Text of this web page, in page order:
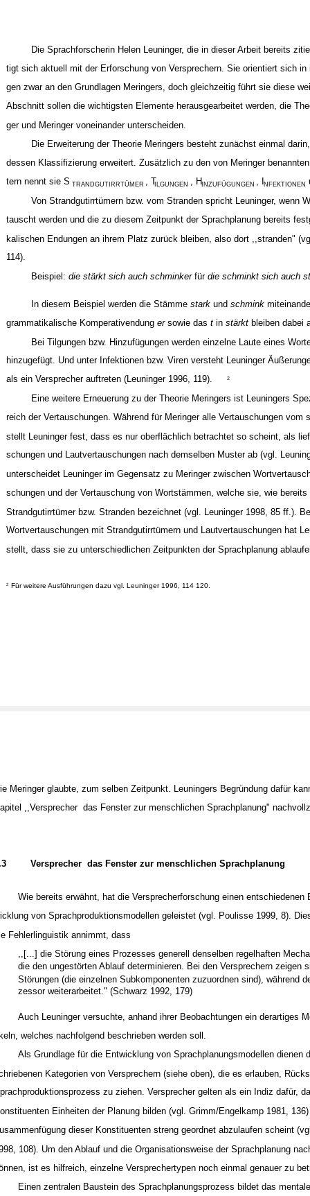
Die Sprachforscherin Helen Leuninger, die in dieser Arbeit bereits
tigt sich aktuell mit der Erforschung von Versprechern. Sie orientiert sich in
gen zwar an den Grundlagen Meringers, doch gleichzeitig führt sie diese
Abschnitt sollen die wichtigsten Elemente herausgearbeitet werden, die
ger und Meringer voneinander unterscheiden.
Die Erweiterung der Theorie Meringers besteht zunächst einmal
dessen Klassifizierung erweitert. Zusätzlich zu den von Meringer
tern nennt sie S TRANDGUTIRRTÜMER , TILGUNGEN , HINZUFÜGUNGEN , INFEKTIONEN
Von Strandgutirrtümern bzw. vom Stranden spricht Leuninger, wenn
tauscht werden und die zu diesem Zeitpunkt der Sprachplanung bereits
kalischen Endungen an ihrem Platz zurück bleiben, also dort ,,stranden"
114).
Beispiel: die stärkt sich auch schminker für die schminkt sich auch
In diesem Beispiel werden die Stämme stark und schmink
grammatikalische Komperativendung er sowie das t in stärkt bleiben dabei
Bei Tilgungen bzw. Hinzufügungen werden einzelne Laute eines
hinzugefügt. Und unter Infektionen bzw. Viren versteht Leuninger
als ein Versprecher auftreten (Leuninger 1996, 119).
2
Eine weitere Erneuerung zu der Theorie Meringers ist Leuningers
reich der Vertauschungen. Während für Meringer alle Vertauschungen vom
stellt Leuninger fest, dass es nur oberflächlich betrachtet so scheint, als
schungen und Lautvertauschungen nach demselben Muster ab (vgl.
unterscheidet Leuninger im Gegensatz zu Meringer zwischen
schungen und der Vertauschung von Wortstämmen, welche sie, wie bereits
Strandgutirrtümer bzw. Stranden bezeichnet (vgl. Leuninger 1998, 85 ff.).
Wortvertauschungen mit Strandgutirrtümern und Lautvertauschungen hat
stellt, dass sie zu unterschiedlichen Zeitpunkten der Sprachplanung
2 Für weitere Ausführungen dazu vgl. Leuninger 1996, 114 120.
Meringer glaubte, zum selben Zeitpunkt. Leuningers Begründung dafür
,,Versprecher ­ das Fenster zur menschlichen Sprachplanung"
Versprecher ­ das Fenster zur menschlichen Sprachplanung
Wie bereits erwähnt, hat die Versprecherforschung einen entschiedenen
von Sprachproduktionsmodellen geleistet (vgl. Poulisse 1999, 8).
Fehlerlinguistik annimmt, dass
,,[...] die Störung eines Prozesses generell denselben regelhaften
die den ungestörten Ablauf determinieren. Bei den Versprechern zeigen
Störungen (die einzelnen Subkomponenten zuzuordnen sind), während
zessor weiterarbeitet." (Schwarz 1992, 179)
Auch Leuninger versuchte, anhand ihrer Beobachtungen ein derartiges
welches nachfolgend beschrieben werden soll.
Als Grundlage für die Entwicklung von Sprachplanungsmodellen dienen
Kategorien von Versprechern (siehe oben), die es erlauben,
zu ziehen. Versprecher gelten als ein Indiz dafür,
Einheiten der Planung bilden (vgl. Grimm/Engelkamp 1981,
dieser Konstituenten streng geordnet abzulaufen scheint
108). Um den Ablauf und die Organisationsweise der Sprachplanung
ist es hilfreich, einzelne Versprechertypen noch einmal genauer zu
Einen zentralen Baustein des Sprachplanungsprozess bildet das